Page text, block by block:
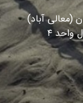
آباد)
۴